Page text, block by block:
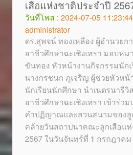
เสือแห่งชาติประจำปี
วันที่โพส : 2024-07-05 11:23:44
administrator
ดร.สุพจน์ ทองเหลือง ผู้อำนวยก
อาชีวศึกษาฉะเชิงเทรา มอบห
ขันทอง หัวหน้างานกิจกรรมนัก
นางกรชนก ภูเจริญ ผู้ช่วยหัวหน้
นักเรียนนักศึกษา นำเนตรนารี
อาชีวศึกษาฉะเชิงเทรา เข้าร่ว
คำปฏิญาณและสวนสนามของลู
คล้ายวันสถาปนาคณะลูกเสือแห่
2567 ในวันจันทร์ที่ 1 กรกฎาคม